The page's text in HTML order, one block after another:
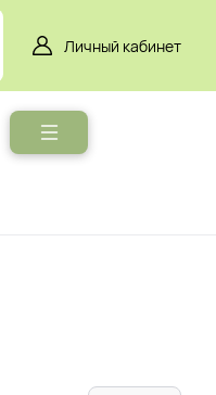
Личный кабинет